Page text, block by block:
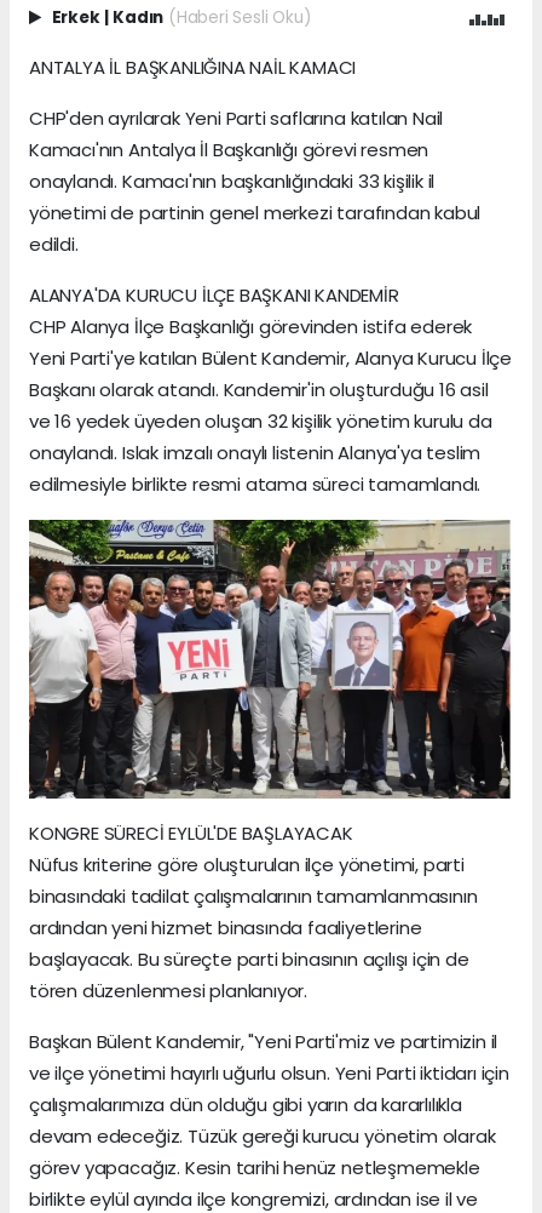
Erkek Kadın (Haberi Sesli Oku)
ANTALYA İL BAŞKANLIĞINA NAİL KAMACI
CHP'den ayrılarak Yeni Parti saflarına katılan Nail
Kamacı'nın Antalya İl Başkanlığı görevi resmen
onaylandı. Kamacı'nın başkanlığındaki 33 kişilik il
yönetimi de partinin genel merkezi tarafından kabul
edildi.
ALANYA'DA KURUCU İLÇE BAŞKANI KANDEMİR
CHP Alanya İlçe Başkanlığı görevinden istifa ederek
Yeni Parti'ye katılan Bülent Kandemir, Alanya Kurucu İlçe
Başkanı olarak atandı. Kandemir'in oluşturduğu 16 asil
ve 16 yedek üyeden oluşan 32 kişilik yönetim kurulu da
onaylandı. Islak imzalı onaylı listenin Alanya'ya teslim
edilmesiyle birlikte resmi atama süreci tamamlandı.
KONGRE SÜRECİ EYLÜL'DE BAŞLAYACAK
Nüfus kriterine göre oluşturulan ilçe yönetimi, parti
binasındaki tadilat çalışmalarının tamamlanmasının
ardından yeni hizmet binasında faaliyetlerine
başlayacak. Bu süreçte parti binasının açılışı için de
tören düzenlenmesi planlanıyor.
Başkan Bülent Kandemir, "Yeni Parti'miz ve partimizin il
ve ilçe yönetimi hayırlı uğurlu olsun. Yeni Parti iktidarı için
çalışmalarımıza dün olduğu gibi yarın da kararlılıkla
devam edeceğiz. Tüzük gereği kurucu yönetim olarak
görev yapacağız. Kesin tarihi henüz netleşmemekle
birlikte eylül ayında ilçe kongremizi, ardından ise il ve